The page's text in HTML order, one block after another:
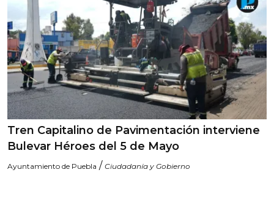
Tren Capitalino de Pavimentación interviene
Bulevar Héroes del 5 de Mayo
Ayuntamiento de Puebla / Ciudadanía y Gobierno